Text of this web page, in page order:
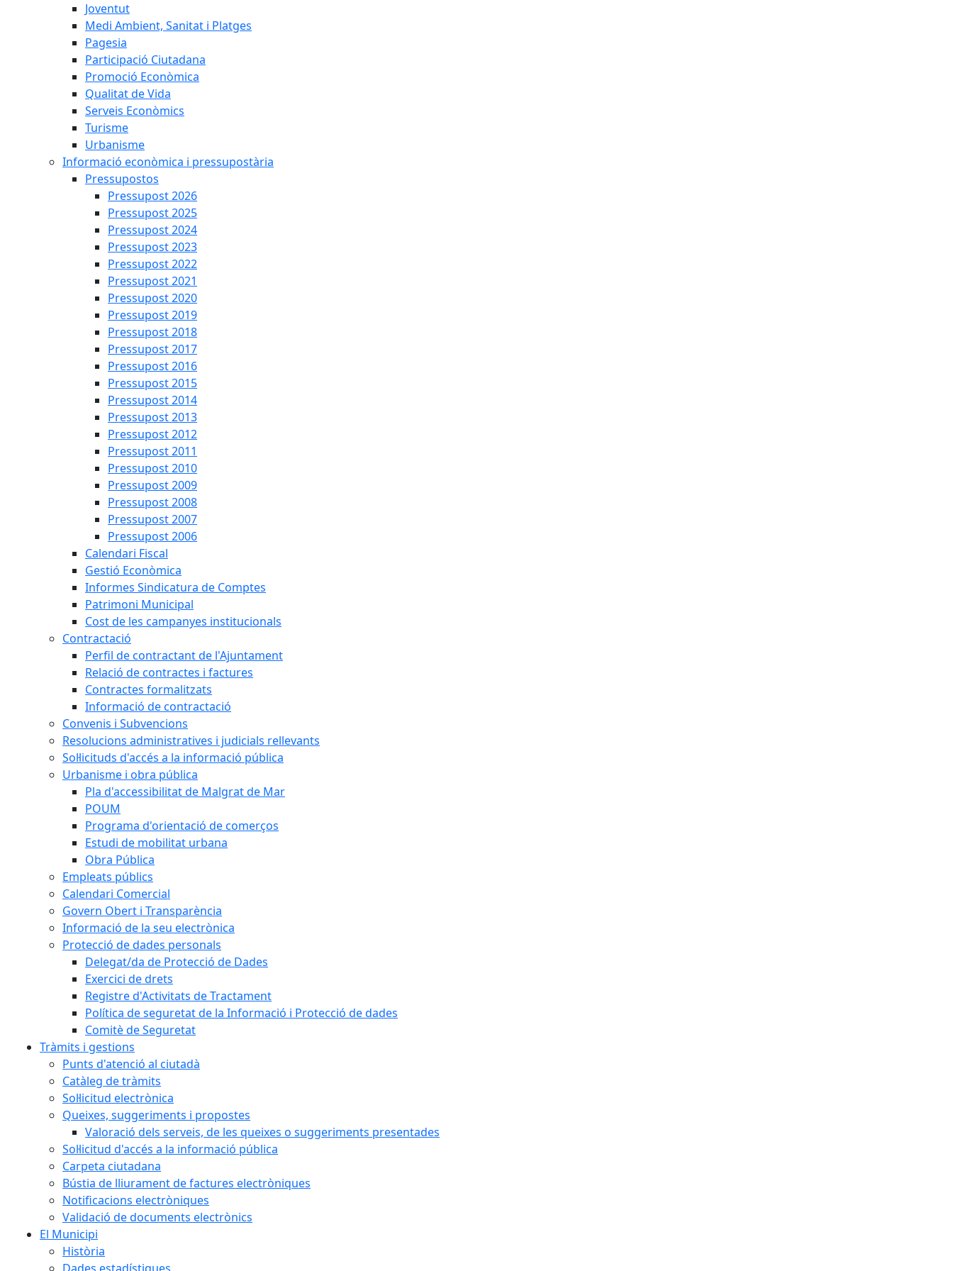
Joventut
Medi Ambient, Sanitat i Platges
Pagesia
Participació Ciutadana
Promoció Econòmica
Qualitat de Vida
Serveis Econòmics
Turisme
Urbanisme
Informació econòmica i pressupostària
Pressupostos
Pressupost 2026
Pressupost 2025
Pressupost 2024
Pressupost 2023
Pressupost 2022
Pressupost 2021
Pressupost 2020
Pressupost 2019
Pressupost 2018
Pressupost 2017
Pressupost 2016
Pressupost 2015
Pressupost 2014
Pressupost 2013
Pressupost 2012
Pressupost 2011
Pressupost 2010
Pressupost 2009
Pressupost 2008
Pressupost 2007
Pressupost 2006
Calendari Fiscal
Gestió Econòmica
Informes Sindicatura de Comptes
Patrimoni Municipal
Cost de les campanyes institucionals
Contractació
Perfil de contractant de l'Ajuntament
Relació de contractes i factures
Contractes formalitzats
Informació de contractació
Convenis i Subvencions
Resolucions administratives i judicials rellevants
Sol·licituds d'accés a la informació pública
Urbanisme i obra pública
Pla d'accessibilitat de Malgrat de Mar
POUM
Programa d'orientació de comerços
Estudi de mobilitat urbana
Obra Pública
Empleats públics
Calendari Comercial
Govern Obert i Transparència
Informació de la seu electrònica
Protecció de dades personals
Delegat/da de Protecció de Dades
Exercici de drets
Registre d'Activitats de Tractament
Política de seguretat de la Informació i Protecció de dades
Comitè de Seguretat
Tràmits i gestions
Punts d'atenció al ciutadà
Catàleg de tràmits
Sol·licitud electrònica
Queixes, suggeriments i propostes
Valoració dels serveis, de les queixes o suggeriments presentades
Sol·licitud d'accés a la informació pública
Carpeta ciutadana
Bústia de lliurament de factures electròniques
Notificacions electròniques
Validació de documents electrònics
El Municipi
Història